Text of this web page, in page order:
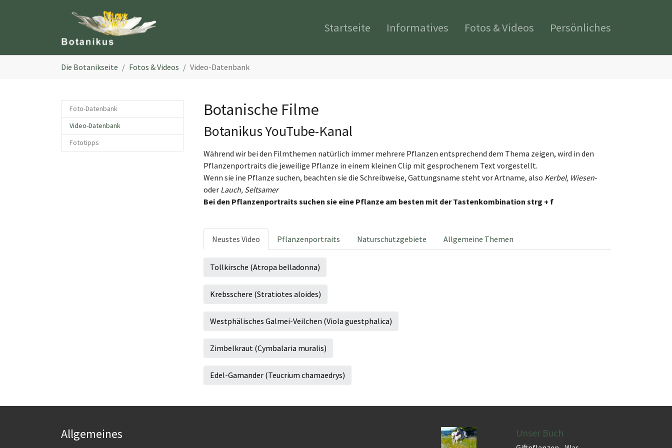
Startseite Informatives Fotos & Videos Persönliches
Die Botanikseite Fotos & Videos Video-Datenbank
Foto-Datenbank
Video-Datenbank
Fototipps
Botanische Filme
Botanikus YouTube-Kanal
Während wir bei den Filmthemen natürlich immer mehrere Pflanzen entsprechend dem Thema zeigen, wird in den
Pflanzenportraits die jeweilige Pflanze in einem kleinen Clip mit gesprochenem Text vorgestellt.
Wenn sie ine Pflanze suchen, beachten sie die Schreibweise, Gattungsname steht vor Artname, also Kerbel, Wiesen-
oder Lauch, Seltsamer
Bei den Pflanzenportraits suchen sie eine Pflanze am besten mit der Tastenkombination strg + f
Neustes Video Pflanzenportraits Naturschutzgebiete Allgemeine Themen
Tollkirsche (Atropa belladonna)
Krebsschere (Stratiotes aloides)
Westphälisches Galmei-Veilchen (Viola guestphalica)
Zimbelkraut (Cymbalaria muralis)
Edel-Gamander (Teucrium chamaedrys)
Allgemeines Unser Buch